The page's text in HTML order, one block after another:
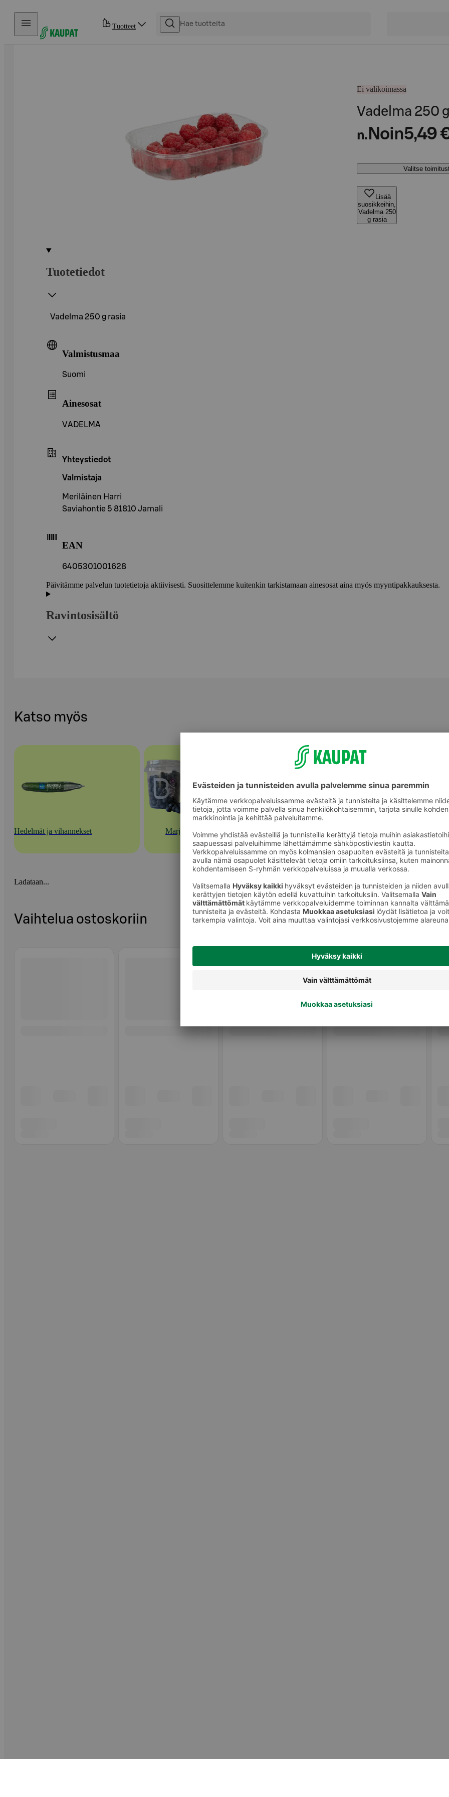
Hyppää sisältöön
Tuotteet
Ei valikoimassa
Vadelma 250
n. Noin5,49
Valitse
Lisää
suosikkeihin,
Vadelma 250
g rasia
Tuotetiedot
Vadelma 250 g rasia
Valmistusmaa
Suomi
Ainesosat
VADELMA
Yhteystiedot
Valmistaja
Meriläinen Harri
Saviahontie 5 81810 Jamali
EAN
6405301001628
Päivitämme palvelun tuotetietoja aktiivisesti. Suosittelemme kuitenkin tarkistamaan ainesosat aina myös myyntipakkauksesta.
Ravintosisältö
Katso myös
Hedelmät ja vihannekset Marjat
Ladataan...
Vaihtelua ostoskoriin